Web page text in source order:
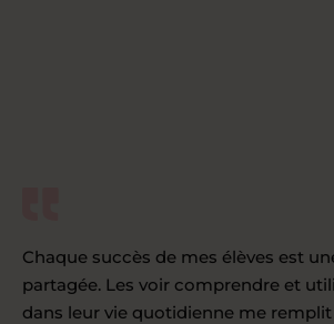
Chaque succès de mes élèves est
partagée. Les voir comprendre et
dans leur vie quotidienne me remplit